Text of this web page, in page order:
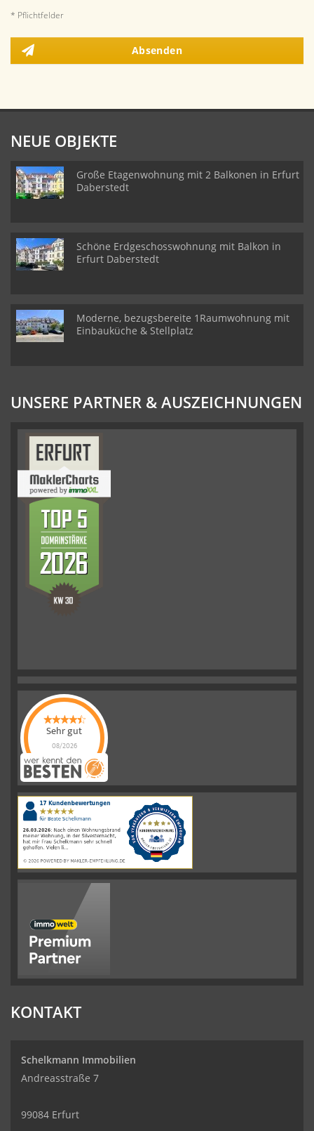
* Pflichtfelder
Absenden
NEUE OBJEKTE
Große Etagenwohnung mit 2 Balkonen in Erfurt
Daberstedt
Schöne Erdgeschosswohnung mit Balkon in
Erfurt Daberstedt
Moderne, bezugsbereite 1Raumwohnung mit
Einbauküche & Stellplatz
UNSERE PARTNER & AUSZEICHNUNGEN
Sehr gut
08/2026
Schelkmann
Immobilienhat
|110Schelkmann
ImmobilienBewertungen
auf
werkenntdenBESTEN.de
KONTAKT
Schelkmann Immobilien
Andreasstraße 7
99084 Erfurt